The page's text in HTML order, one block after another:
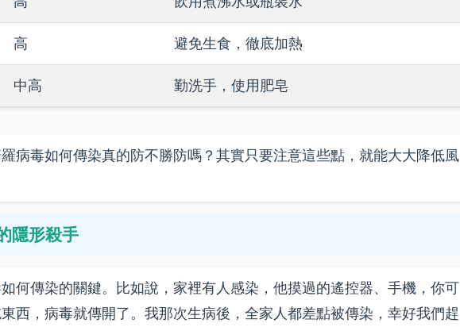
高 避免生食，徹底加熱
中高 勤洗手，使用肥皂
病毒如何傳染真的防不勝防嗎？其實只要注意這些點，就能大大降低風
隱形殺手
何傳染的關鍵。比如說，家裡有人感染，他摸過的遙控器、手機，你可
西，病毒就傳開了。我那次生病後，全家人都差點被傳染，幸好我們趕